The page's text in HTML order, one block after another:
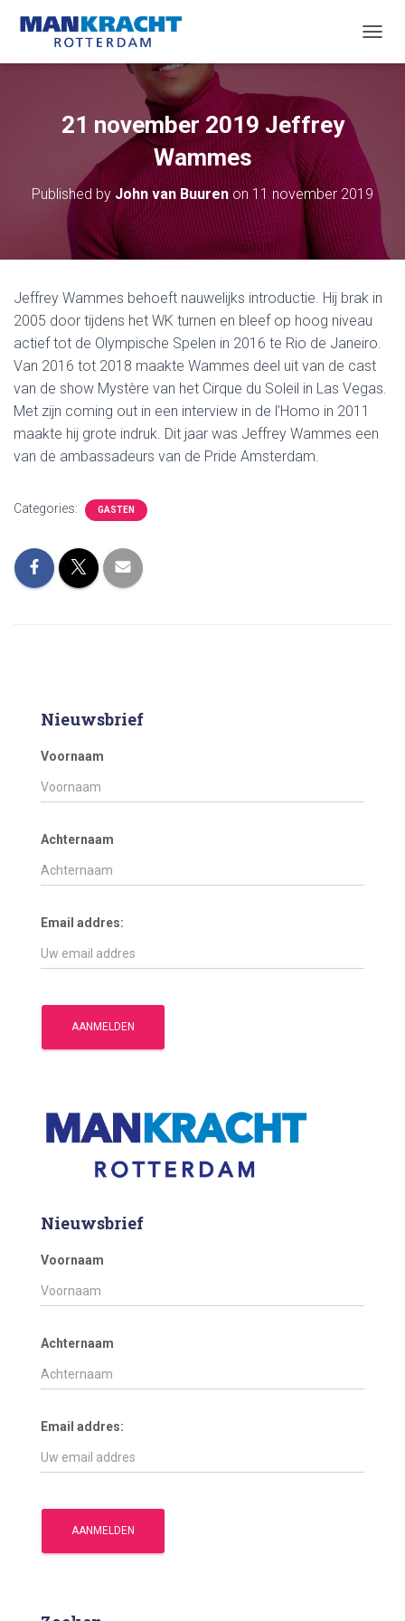
O
V
I
N
21 november 2019 Jeffrey
Wammes
Published by John van Buurenon11 november 2019
Jeffrey Wammes behoeft nauwelijks introductie. Hij brak in
2005 door tijdens het WK turnen en bleef op hoog niveau
actief tot de Olympische Spelen in 2016 te Rio de Janeiro.
Van 2016 tot 2018 maakte Wammes deel uit van de cast
van de show Mystère van het Cirque du Soleil in Las Vegas.
Met zijn coming out in een interview in de l’Homo in 2011
maakte hij grote indruk. Dit jaar was Jeffrey Wammes een
van de ambassadeurs van de Pride Amsterdam.
Categories: GASTEN
Nieuwsbrief
Voornaam
Achternaam
Email addres:
Nieuwsbrief
Voornaam
Achternaam
Email addres: